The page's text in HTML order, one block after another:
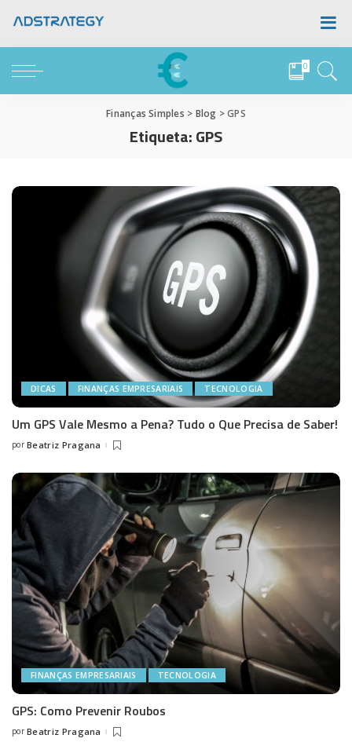
0
Finanças Simples > Blog >GPS
Etiqueta:GPS
DICAS FINANÇAS EMPRESARIAIS TECNOLOGIA
Um GPS Vale Mesmo a Pena? Tudo o Que Precisa de Saber!
Posted
por Beatriz Pragana
FINANÇAS EMPRESARIAIS TECNOLOGIA
GPS: Como Prevenir Roubos
Posted
por Beatriz Pragana